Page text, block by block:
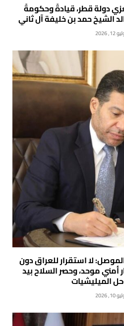
دولة قطر، قيادةً وحكومةً
الشيخ حمد بن خليفة آل ثاني
12, 2026
لا استقرار للعراق دون
موحد، وحصر السلاح بيد
الميليشيات
10, 2026